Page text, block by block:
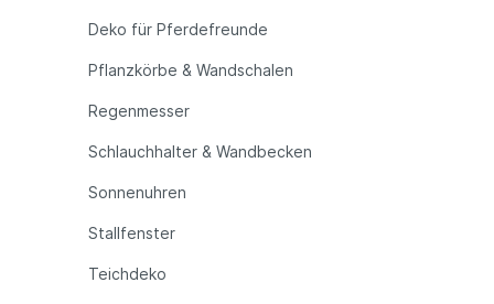
Deko für Pferdefreunde
Pflanzkörbe & Wandschalen
Regenmesser
Schlauchhalter & Wandbecken
Sonnenuhren
Stallfenster
Teichdeko